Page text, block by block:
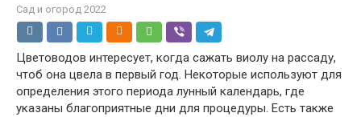
Сад и огород 2022
Цветоводов интересует, когда сажать виолу на рассаду,
чтоб она цвела в первый год. Некоторые используют для
определения этого периода лунный календарь, где
указаны благоприятные дни для процедуры. Есть также